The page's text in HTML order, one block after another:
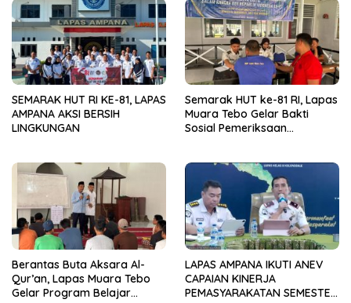
SEMARAK HUT RI KE-81, LAPAS
AMPANA AKSI BERSIH
LINGKUNGAN
Semarak HUT ke-81 RI, Lapas
Muara Tebo Gelar Bakti
Sosial Pemeriksaan
Berantas Buta Aksara Al-
Qur’an, Lapas Muara Tebo
Gelar Program Belajar
LAPAS AMPANA IKUTI ANEV
CAPAIAN KINERJA
PEMASYARAKATAN SEMESTER